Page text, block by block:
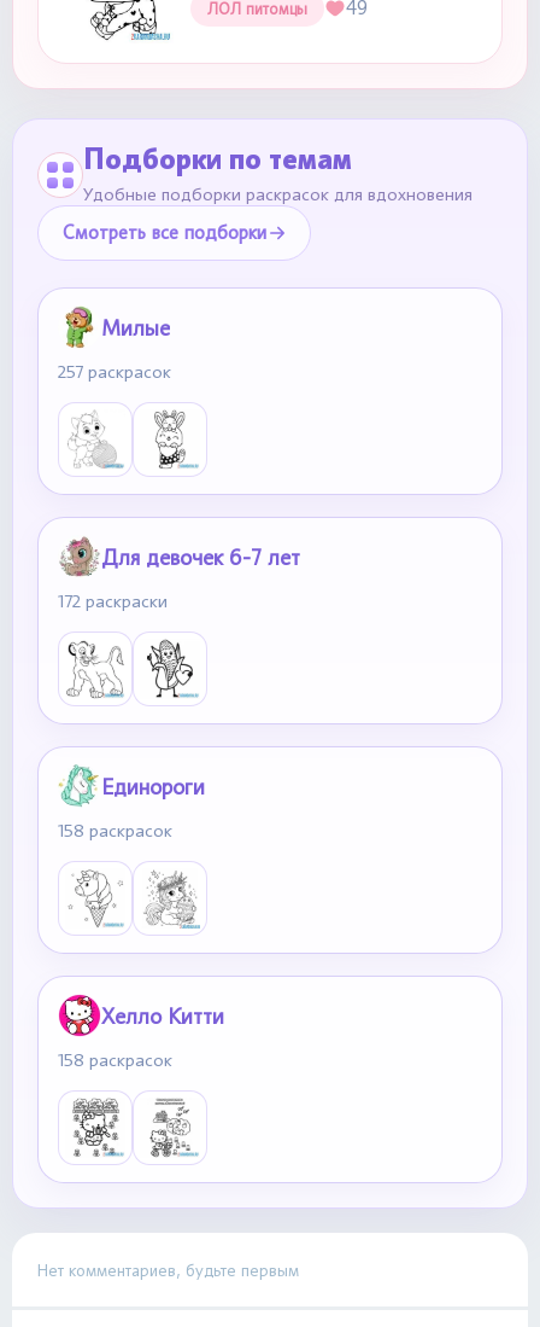
ЛОЛ питомцы 49
Подборки по темам
Удобные подборки раскрасок для вдохновения
Смотреть все подборки
Милые
257 раскрасок
Для девочек 6-7 лет
172 раскраски
Единороги
158 раскрасок
Хелло Китти
158 раскрасок
Нет комментариев, будьте первым